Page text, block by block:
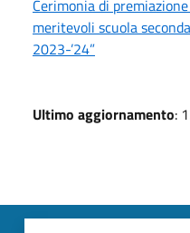
Cerimonia di
meritevoli scuola
2023-’24”
Ultimo aggiornamento: